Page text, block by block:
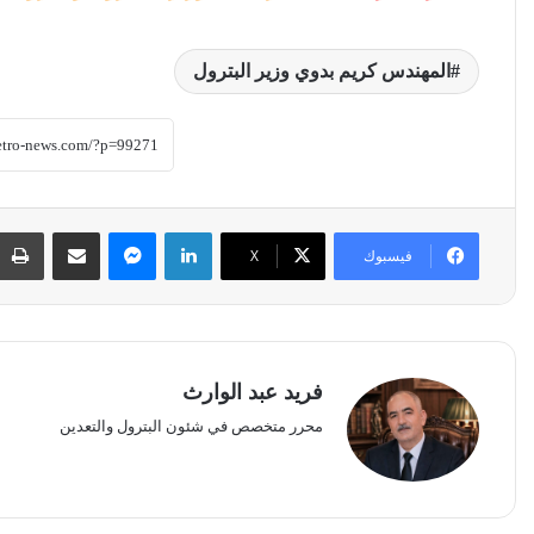
المهندس كريم بدوي وزير البترول
فيسبوك ‫X
لينكدإن ماسنجر مشاركة عبر البريد
فريد عبد الوارث
محرر متخصص في شئون البترول والتعدين